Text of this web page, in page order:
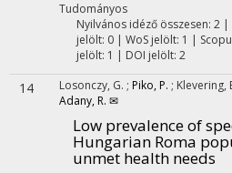
Tudományos
Nyilvános idéző összesen: 2|
jelölt: 0 | WoS jelölt: 1 |
jelölt: 1 | DOI jelölt: 2
14 Losonczy, G. ; Piko, P. ; Klevering,
Adany, R. ✉
Low prevalence of
Hungarian Roma
unmet health needs